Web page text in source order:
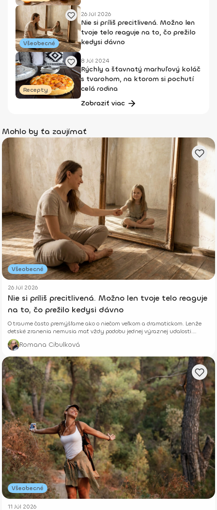
Všeobecné
26 Júl 2026
Nie si príliš precitlivená. Možno len
tvoje telo reaguje na to, čo prežilo
kedysi dávno
Recepty
8 Júl 2024
Rýchly a šťavnatý marhuľový koláč
s tvarohom, na ktorom si pochutí
celá rodina
Zobraziť viac
Mohlo by ťa zaujímať
Všeobecné
26 Júl 2026
Nie si príliš precitlivená. Možno len tvoje telo reaguje
na to, čo prežilo kedysi dávno
O traume často premýšľame ako o niečom veľkom a dramatickom. Lenže
detské zranenia nemusia mať vždy podobu jednej výraznej udalosti.
Niekedy rastú potichu.
Romana Cibulková
Všeobecné
11 Júl 2026